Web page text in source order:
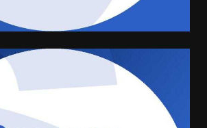
assoluta de “L’Albergo
Belvedere. Il rapimento”
6 Agosto 2026 06:15